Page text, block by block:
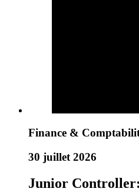
Finance &
30 juillet 2026
Junior